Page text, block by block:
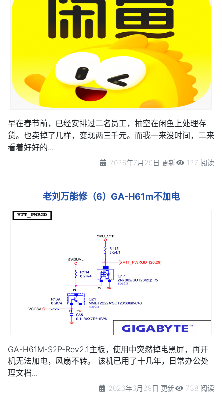
早在春节前，已经安排过二名员工，抽空在闲鱼上处理存
货。也卖掉了几样，变现两三千元。而我一来没时间，二来
看着好好的...
2026年7月29日 更新 127 阅读
老刘万能修（6）GA-H61m不加电
GA-H61M-S2P-Rev2.1主板，使用中突然掉电黑屏，再开
机无法加电，风扇不转。 该机已用了十几年，日常办公处
理文档...
2026年6月29日 更新 738 阅读